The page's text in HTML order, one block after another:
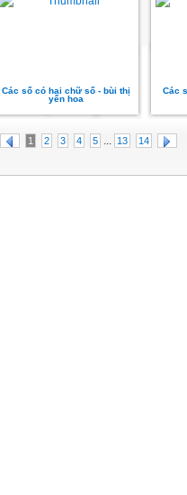
Các số có hai chữ số - bùi thị
yến hoa
Các
1 2 3 4 5 ... 13 14